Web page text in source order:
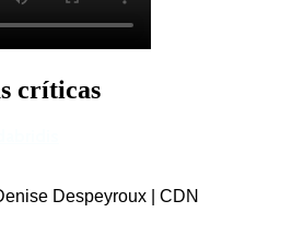
críticas